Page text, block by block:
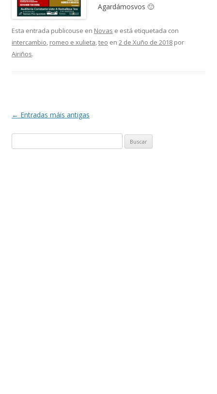
Agardámosvos 🙂
Esta entrada publicouse en Novas e está etiquetada con
intercambio, romeo e xulieta,teo en 2 de Xuño de 2018 por
Airiños.
Navegación
← Entradas máis antigas